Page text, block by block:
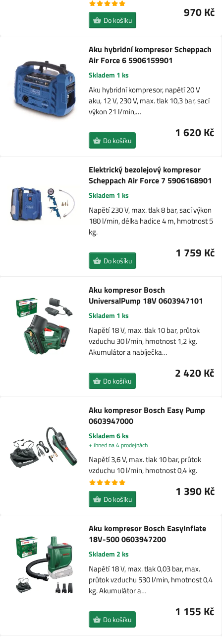
970 Kč
Do košíku
Aku hybridní kompresor Scheppach
Air Force 6 5906159901
Skladem 1 ks
Aku hybridní kompresor, napětí 20 V
aku, 12 V, 230 V, max. tlak 10,3 bar, sací
výkon 21 l/min,…
1 620 Kč
Do košíku
Elektrický bezolejový kompresor
Scheppach Air Force 7 5906168901
Skladem 1 ks
Napětí 230 V, max. tlak 8 bar, sací výkon
180 l/min, délka hadice 4 m, hmotnost 5
kg.
1 759 Kč
Do košíku
Aku kompresor Bosch
UniversalPump 18V 0603947101
Skladem 1 ks
Napětí 18 V, max. tlak 10 bar, průtok
vzduchu 30 l/min, hmotnost 1,2 kg.
Akumulátor a nabíječka…
2 420 Kč
Do košíku
Aku kompresor Bosch Easy Pump
0603947000
Skladem 6 ks
+ ihned na 4 prodejnách
Napětí 3,6 V, max. tlak 10 bar, průtok
vzduchu 10 l/min, hmotnost 0,4 kg.
1 390 Kč
Do košíku
Aku kompresor Bosch EasyInflate
18V-500 0603947200
Skladem 2 ks
Napětí 18 V, max. tlak 0,03 bar, max.
průtok vzduchu 530 l/min, hmotnost 0,4
kg. Akumulátor a…
1 155 Kč
Do košíku